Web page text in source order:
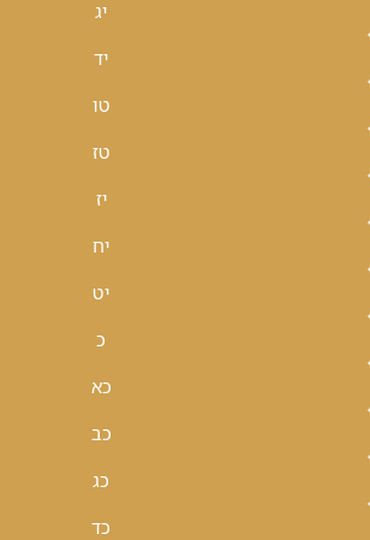
יג
יד
טו
טז
יז
יח
יט
כ
כא
כב
כג
כד